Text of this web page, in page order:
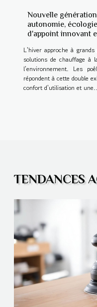
Nouvelle
autonomie,
d'appoint innovant
L'hiver approche à
solutions de chauffage à
l'environnement. Les
répondent à cette double
confort d'utilisation et
TENDANCES